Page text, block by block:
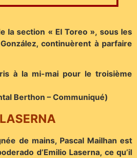
la section « El Toreo », sous les
continuèrent à parfaire
à la mi-mai pour le troisième
Berthon – Communiqué)
LASERNA
de mains, Pascal Mailhan est
d’Emilio Laserna, ce qu’il